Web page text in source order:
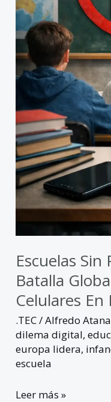
Escuelas
Batalla
Celulares
.TEC/Alfredo
dilema digital,
europa lidera,
escuela
por
limitar
los
celulares
en
manos
menores
Leer más »